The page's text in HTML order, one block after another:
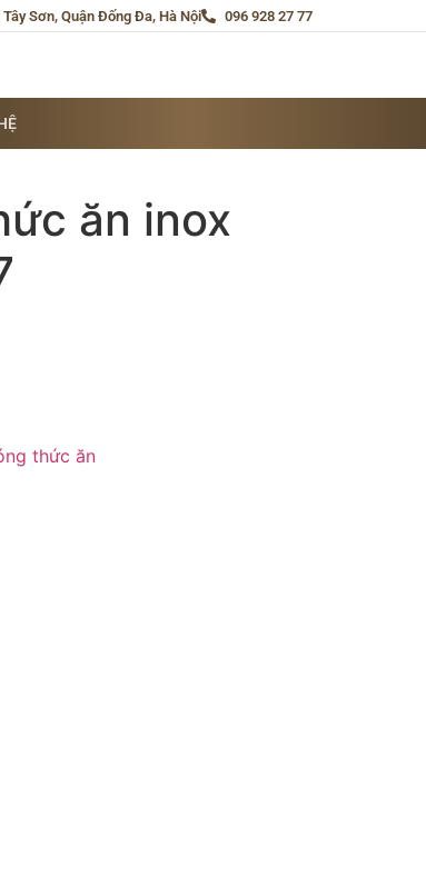
Sơn, Quận Đống Đa, Hà Nội 096 928 27 77
ăn inox
thức ăn